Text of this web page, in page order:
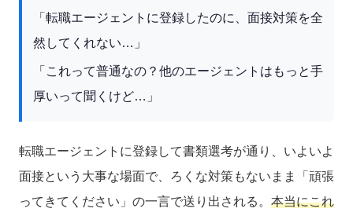
「転職エージェントに登録したのに、面接対策を全
然してくれない…」
「これって普通なの？他のエージェントはもっと手
厚いって聞くけど…」
転職エージェントに登録して書類選考が通り、いよいよ
面接という大事な場面で、ろくな対策もないまま「頑張
ってきてください」の一言で送り出される。 本当にこれ